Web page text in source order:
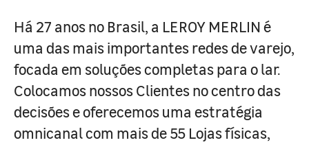
Há 27 anos no Brasil, a LEROY MERLIN é
uma das mais importantes redes de varejo,
focada em soluções completas para o lar.
Colocamos nossos Clientes no centro das
decisões e oferecemos uma estratégia
omnicanal com mais de 55 Lojas físicas,